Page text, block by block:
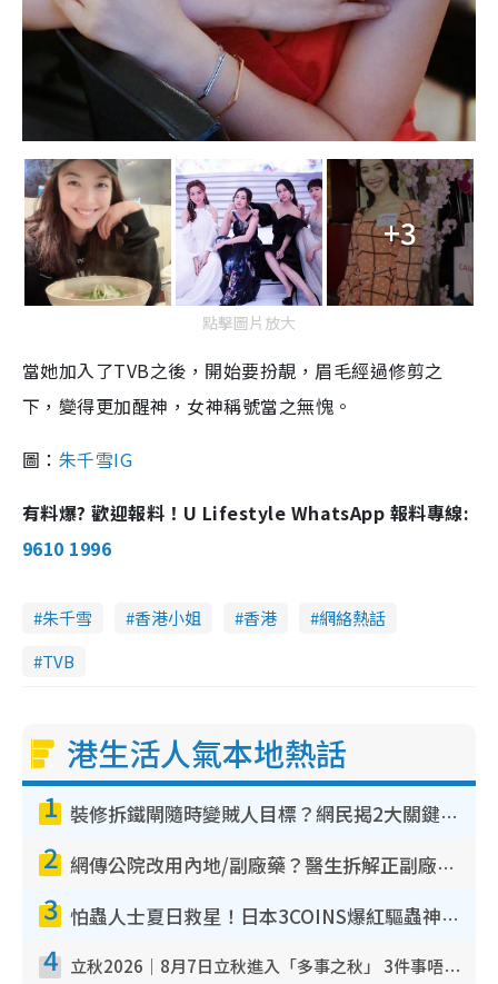
+3
點擊圖片放大
當她加入了TVB之後，開始要扮靚，眉毛經過修剪之
下，變得更加醒神，女神稱號當之無愧。
圖： 朱千雪IG
有料爆? 歡迎報料！U Lifestyle WhatsApp 報料專線:
9610 1996
朱千雪 香港小姐 香港
網絡熱話
TVB
港生活人氣本地熱話
1 裝修拆鐵閘隨時變賊人目標？網民揭2大關鍵用途：裝新式等於白裝？附新舊鐵閘分別
2 網傳公院改用內地/副廠藥？醫生拆解正副廠分別 揭4類人換藥隨時出事
3 怕蟲人士夏日救星！日本3COINS爆紅驅蟲神器$45起 1招「全程免觸碰」輕鬆搞定小強
4 立秋2026｜8月7日立秋進入「多事之秋」 3件事唔做得！專家教6招開運 清枱頭／銀包納氣接好運